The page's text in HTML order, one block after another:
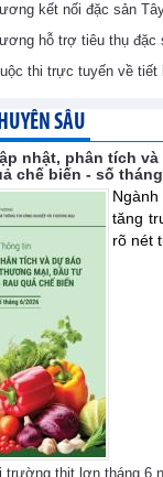
kết nối đặc sản
hỗ trợ tiêu thụ
thi trực tuyến về
SÂU
nhật, phân tích
chế biến - số
tăng
rõ nét
trường thịt lợn tháng 6